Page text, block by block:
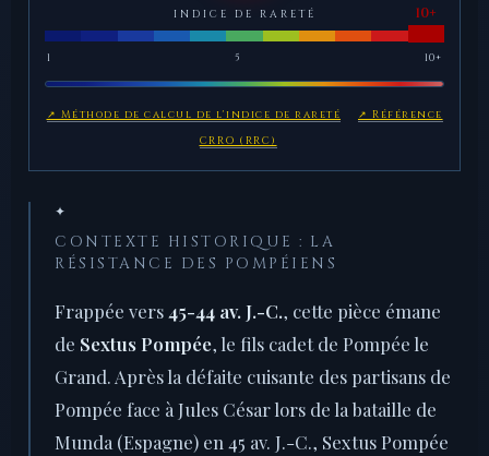
INDICE DE RARETÉ
1 5 10+
↗ Méthode de calcul de l'indice de rareté
↗ Référence
CRRO (RRC)
✦
CONTEXTE HISTORIQUE : LA
RÉSISTANCE DES POMPÉIENS
Frappée vers 45-44 av. J.-C., cette pièce émane
de Sextus Pompée, le fils cadet de Pompée le
Grand. Après la défaite cuisante des partisans de
Pompée face à Jules César lors de la bataille de
Munda (Espagne) en 45 av. J.-C., Sextus Pompée